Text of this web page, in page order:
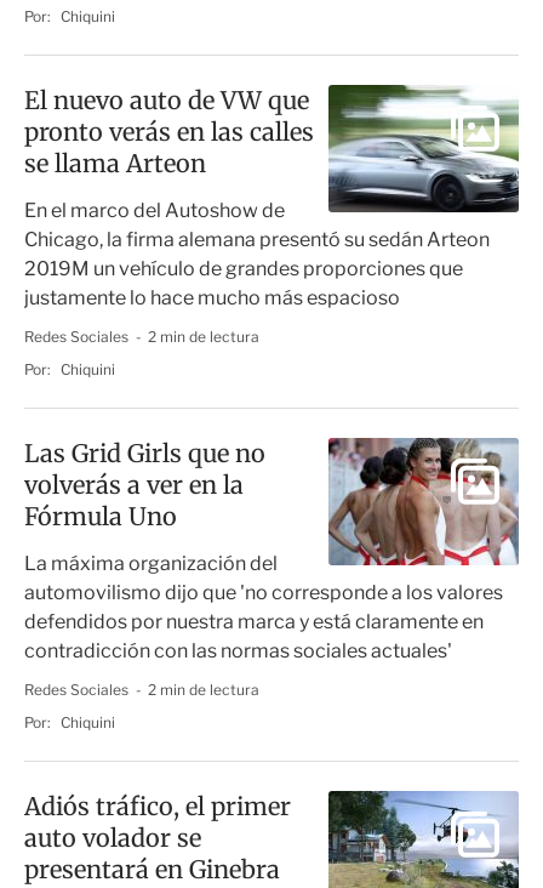
Por: Chiquini
El nuevo auto de VW que
pronto verás en las calles
se llama Arteon
En el marco del Autoshow de
Chicago, la firma alemana presentó su sedán Arteon
2019M un vehículo de grandes proporciones que
justamente lo hace mucho más espacioso
Redes Sociales
2 min de lectura
Por: Chiquini
Las Grid Girls que no
volverás a ver en la
Fórmula Uno
La máxima organización del
automovilismo dijo que 'no corresponde a los valores
defendidos por nuestra marca y está claramente en
contradicción con las normas sociales actuales'
Redes Sociales
2 min de lectura
Por: Chiquini
Adiós tráfico, el primer
auto volador se
presentará en Ginebra